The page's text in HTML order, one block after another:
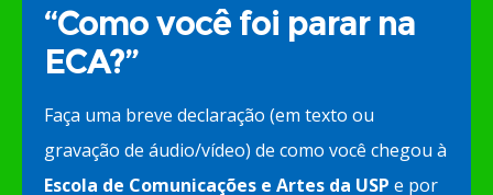
“Como você foi parar na
ECA?”
Faça uma breve declaração (em texto ou
gravação de áudio/vídeo) de como você chegou à
Escola de Comunicações e Artes da USP e por